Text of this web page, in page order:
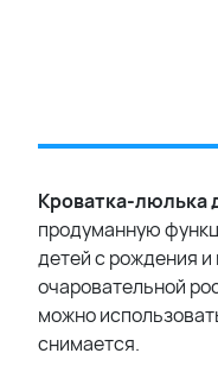
Кроватка-люлька
продуманную
детей с рождения
очаровательной
можно
снимается.